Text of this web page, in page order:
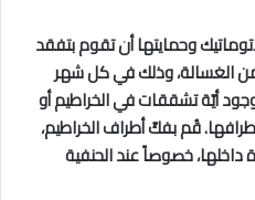
وحمايتها أن تقوم بتفقد
من الغسالة، وذلك في كل شهر
أيّة تشققات في الخراطيم أو
قُم بفكّ أطراف الخراطيم،
خصوصاً عند الحنفية